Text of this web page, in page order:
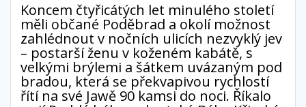
Koncem čtyřicátých let minulého století
měli občané Poděbrad a okolí možnost
zahlédnout v nočních ulicích nezvyklý jev
– postarší ženu v koženém kabátě, s
velkými brýlemi a šátkem uvázaným pod
bradou, která se překvapivou rychlostí
řítí na své Jawě 90 kamsi do noci. Říkalo